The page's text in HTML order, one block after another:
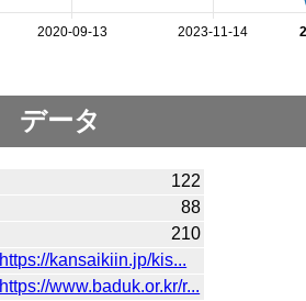
2020-09-13 2023-11-14
データ
122
88
210
https://kansaikiin.jp/kis...
https://www.baduk.or.kr/r...